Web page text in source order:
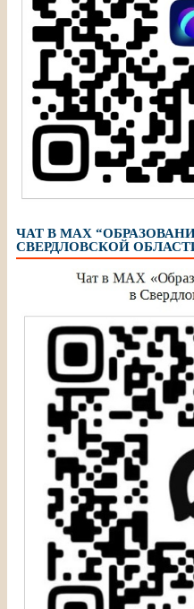
ЧАТ В МАХ
СВЕРДЛОВСКОЙ